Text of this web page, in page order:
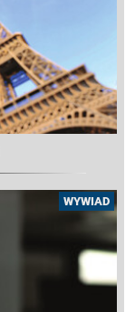
WYWIAD